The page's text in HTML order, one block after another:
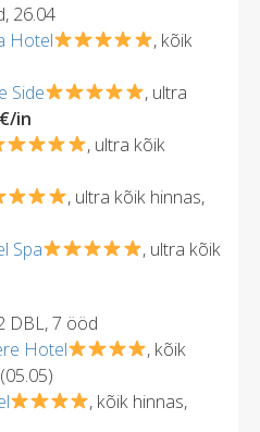
26.04
Hotel
, kõik
Side
, ultra
in
, ultra kõik
, ultra kõik hinnas,
Spa
, ultra kõik
DBL, 7 ööd
Hotel
, kõik
(05.05)
, kõik hinnas,